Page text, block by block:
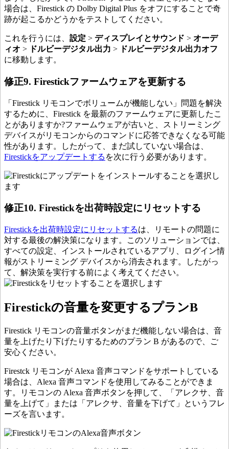
場合は、Firestick の Dolby Digital Plus をオフにすることで奇
跡が起こるかどうかをテストしてください。
これを行うには、 設定 > ディスプレイとサウンド > オーデ
ィオ > ドルビーデジタル出力 >
ドルビーデジタル出力オフ
に移動します。
修正9. Firestickファームウェアを更新する
「Firestick リモコンでボリュームが機能しない」問題を解決
するために、Firestick を最新のファームウェアに更新したこ
とがありますか?ファームウェアが古いと、ストリーミング
デバイスがリモコンからのコマンドに応答できなくなる可能
性があります。したがって、まだ試していない場合は、
Firestickをアップデートする を次に行う必要があります。
修正10. Firestickを出荷時設定にリセットする
Firestickを出荷時設定にリセットするは、リモートの問題に
対する最後の解決策になります。このソリューションでは、
すべての設定、インストールされているアプリ、ログイン情
報がストリーミング デバイスから消去されます。したがっ
て、解決策を実行する前によく考えてください。
Firestickの音量を変更するプランB
Firestick リモコンの音量ボタンがまだ機能しない場合は、音
量を上げたり下げたりするためのプラン B があるので、ご
安心ください。
Firestck リモコンが Alexa 音声コマンドをサポートしている
場合は、Alexa 音声コマンドを使用してみることができま
す。リモコンの Alexa 音声ボタンを押して、「アレクサ、音
量を上げて」または「アレクサ、音量を下げて」というフレ
ーズを言います。